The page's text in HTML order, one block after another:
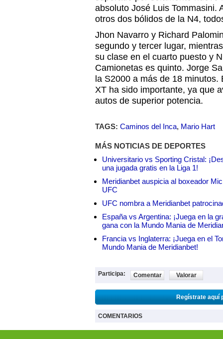
absoluto José Luis Tommasini.
otros dos bólidos de la N4,
Jhon Navarro y Richard
segundo y tercer lugar,
su clase en el cuarto puesto y
Camionetas es quinto. Jorge
la S2000 a más de 18
XT ha sido importante, ya que
autos de superior potencia.
TAGS: Caminos del Inca, Mario Hart
MÁS NOTICIAS DE DEPORTES
Universitario vs Sporting Cristal:
una jugada gratis en la Liga 1!
Meridianbet auspicia al boxeador
UFC
UFC nombra a Meridianbet
España vs Argentina: ¡Juega en la
gana con la Mundo Mania de
Francia vs Inglaterra: ¡Juega en el
Mundo Mania de Meridianbet!
Participa: Comentar Valorar
Regístrate aquí
COMENTARIOS